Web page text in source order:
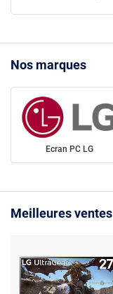
Nos marques
Ecran PC LG
Meilleures ventes